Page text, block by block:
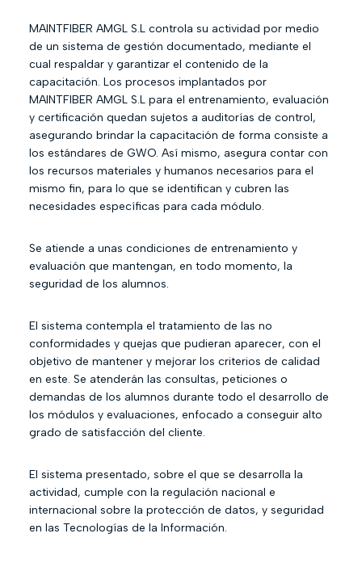
MAINTFIBER AMGL S.L controla su actividad por medio
de un sistema de gestión documentado, mediante el
cual respaldar y garantizar el contenido de la
capacitación. Los procesos implantados por
MAINTFIBER AMGL S.L para el entrenamiento, evaluación
y certificación quedan sujetos a auditorías de control,
asegurando brindar la capacitación de forma consiste a
los estándares de GWO. Así mismo, asegura contar con
los recursos materiales y humanos necesarios para el
mismo fin, para lo que se identifican y cubren las
necesidades específicas para cada módulo.
Se atiende a unas condiciones de entrenamiento y
evaluación que mantengan, en todo momento, la
seguridad de los alumnos.
El sistema contempla el tratamiento de las no
conformidades y quejas que pudieran aparecer, con el
objetivo de mantener y mejorar los criterios de calidad
en este. Se atenderán las consultas, peticiones o
demandas de los alumnos durante todo el desarrollo de
los módulos y evaluaciones, enfocado a conseguir alto
grado de satisfacción del cliente.
El sistema presentado, sobre el que se desarrolla la
actividad, cumple con la regulación nacional e
internacional sobre la protección de datos, y seguridad
en las Tecnologías de la Información.